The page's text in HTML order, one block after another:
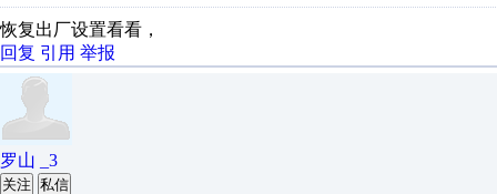
恢复出厂设置看看，
回复 引用 举报
罗山 _3
关注 私信